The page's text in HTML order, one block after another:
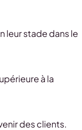
leur stade dans le
à la
des clients.